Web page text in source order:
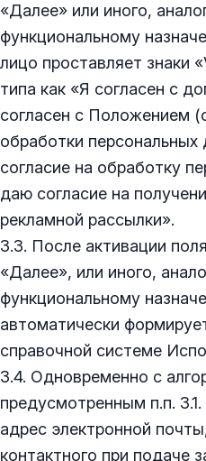
«Далее» или иного,
функциональному
лицо проставляет знаки
типа как «Я согласен с
согласен с Положением
обработки
согласие на обработку
даю согласие на
рекламной рассылки».
3.3. После активации
«Далее», или иного,
функциональному
автоматически
справочной системе
3.4. Одновременно с
предусмотренным п.п.
адрес электронной
контактного при подаче